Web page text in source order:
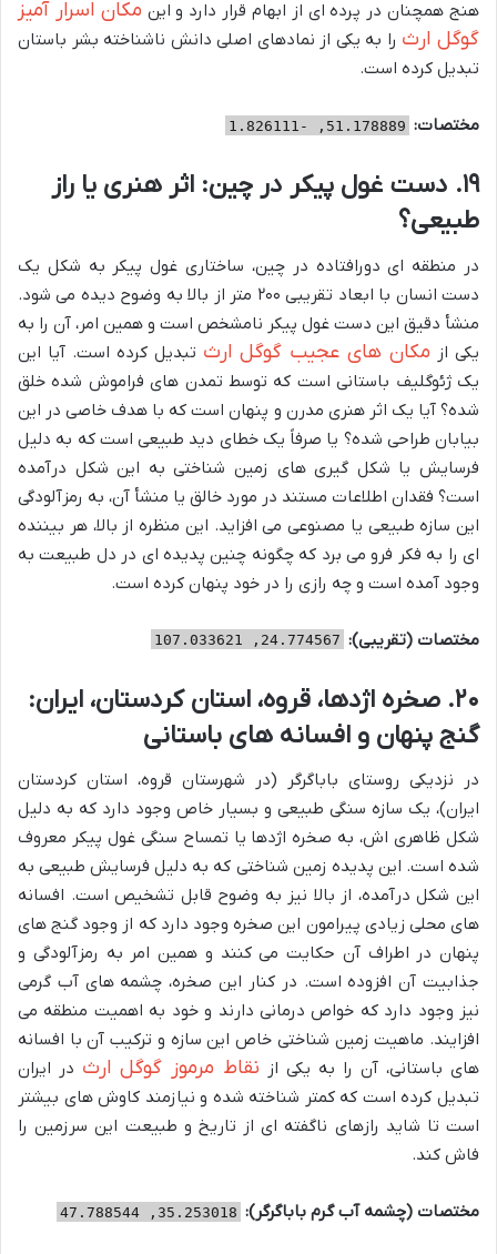
هنج همچنان در پرده ای از ابهام قرار دارد و این مکان اسرار آمیز
گوگل ارث را به یکی از نمادهای اصلی دانش ناشناخته بشر باستان
تبدیل کرده است.
مختصات: 51.178889, -1.826111
۱۹. دست غول پیکر در چین: اثر هنری یا راز
طبیعی؟
در منطقه ای دورافتاده در چین، ساختاری غول پیکر به شکل یک
دست انسان با ابعاد تقریبی ۲۰۰ متر از بالا به وضوح دیده می شود.
منشأ دقیق این دست غول پیکر نامشخص است و همین امر، آن را به
یکی از مکان های عجیب گوگل ارث تبدیل کرده است. آیا این
یک ژئوگلیف باستانی است که توسط تمدن های فراموش شده خلق
شده؟ آیا یک اثر هنری مدرن و پنهان است که با هدف خاصی در این
بیابان طراحی شده؟ یا صرفاً یک خطای دید طبیعی است که به دلیل
فرسایش یا شکل گیری های زمین شناختی به این شکل درآمده
است؟ فقدان اطلاعات مستند در مورد خالق یا منشأ آن، به رمزآلودگی
این سازه طبیعی یا مصنوعی می افزاید. این منظره از بالا، هر بیننده
ای را به فکر فرو می برد که چگونه چنین پدیده ای در دل طبیعت به
وجود آمده است و چه رازی را در خود پنهان کرده است.
مختصات (تقریبی): 24.774567, 107.033621
۲۰. صخره اژدها، قروه، استان کردستان، ایران:
گنج پنهان و افسانه های باستانی
در نزدیکی روستای باباگرگر (در شهرستان قروه، استان کردستان
ایران)، یک سازه سنگی طبیعی و بسیار خاص وجود دارد که به دلیل
شکل ظاهری اش، به صخره اژدها یا تمساح سنگی غول پیکر معروف
شده است. این پدیده زمین شناختی که به دلیل فرسایش طبیعی به
این شکل درآمده، از بالا نیز به وضوح قابل تشخیص است. افسانه
های محلی زیادی پیرامون این صخره وجود دارد که از وجود گنج های
پنهان در اطراف آن حکایت می کنند و همین امر به رمزآلودگی و
جذابیت آن افزوده است. در کنار این صخره، چشمه های آب گرمی
نیز وجود دارد که خواص درمانی دارند و خود به اهمیت منطقه می
افزایند. ماهیت زمین شناختی خاص این سازه و ترکیب آن با افسانه
های باستانی، آن را به یکی از نقاط مرموز گوگل ارث در ایران
تبدیل کرده است که کمتر شناخته شده و نیازمند کاوش های بیشتر
است تا شاید رازهای ناگفته ای از تاریخ و طبیعت این سرزمین را
فاش کند.
مختصات (چشمه آب گرم باباگرگر): 35.253018, 47.788544